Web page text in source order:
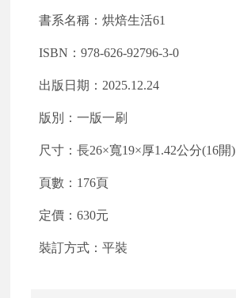
書系名稱：烘焙生活61
ISBN ：978-626-92796-3-0
出版日期：2025.12.24
版別：一版一刷
尺寸：長26×寬19×厚1.42公分(16開)
頁數：176頁
定價：630元
裝訂方式：平裝